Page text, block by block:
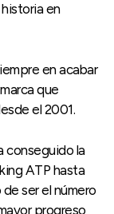
en
en acabar
que
el 2001.
conseguido la
ATP hasta
ser el número
progreso